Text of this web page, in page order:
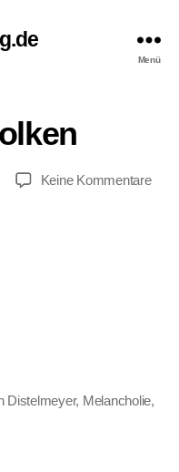
Menü
Keine Kommentarezu
Distelmeyer, Melancholie,